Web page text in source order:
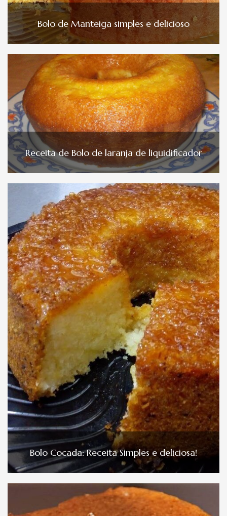
Bolo de Manteiga simples e delicioso
Receita de Bolo de laranja de liquidificador
Bolo Cocada: Receita Simples e deliciosa!